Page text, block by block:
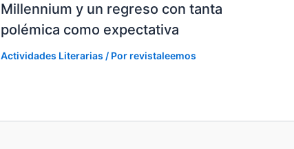
Millennium y un regreso con tanta
polémica como expectativa
Actividades Literarias / Por revistaleemos